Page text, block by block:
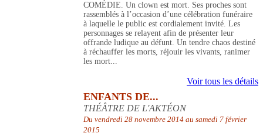
COMÉDIE. Un clown est mort. Ses proches sont
rassemblés à l’occasion d’une célébration funéraire
à laquelle le public est cordialement invité. Les
personnages se relayent afin de présenter leur
offrande ludique au défunt. Un tendre chaos destiné
à réchauffer les morts, réjouir les vivants, ranimer
les mort...
Voir tous les détails
ENFANTS DE...
THÉÂTRE DE L'AKTÉON
Du vendredi 28 novembre 2014 au samedi 7 février
2015